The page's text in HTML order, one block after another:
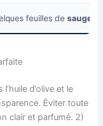
feuilles desauge
d’olive et le
Éviter toute
clair et parfumé. 2)